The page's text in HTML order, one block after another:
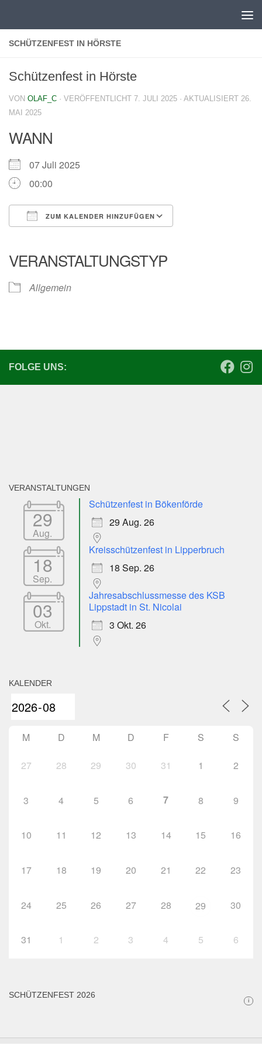
SCHÜTZENFEST IN HÖRSTE
Schützenfest in Hörste
VON OLAF_C · VERÖFFENTLICHT 7. JULI 2025 · AKTUALISIERT 26.
MAI 2025
WANN
07 Juli 2025
00:00
ZUM KALENDER HINZUFÜGEN
VERANSTALTUNGSTYP
Allgemein
FOLGE UNS:
VERANSTALTUNGEN
29
Aug.
Schützenfest in Bökenförde
29 Aug. 26
18
Sep.
Kreisschützenfest in Lipperbruch
18 Sep. 26
03
Okt.
Jahresabschlussmesse des KSB
Lippstadt in St. Nicolai
3 Okt. 26
KALENDER
M D M D F S S
27 28 29 30 31 1 2
3 4 5 6 7 8 9
10 11 12 13 14 15 16
17 18 19 20 21 22 23
24 25 26 27 28 29 30
31 1 2 3 4 5 6
SCHÜTZENFEST 2026
i